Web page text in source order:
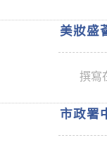
美妝盛
撰寫
市政署